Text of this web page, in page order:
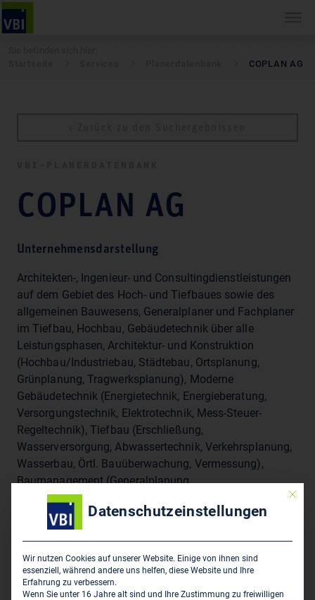
COPLAN AG
COPLAN AG
Unternehmensdarstellung
Architekten-, Ingenieur- und Consultingdienstleistungen
auf dem Gebiet des Hoch- und Tiefbaues sowie des
allgemeinen Bauwesens, Generalplaner und Fachplaner
im Tiefbau, Hochbau, Gebäudetechnik über alle
Leistungsphasen, Architektur- und Konstruktion
(Hochbau/Industriebau, Städtebau, Ortsplanung,
Grünplanung, Tragwerksplanung), Moderne
Gebäudetechnik (Energietechnik, Energieberatung,
Versorgungstechnik, Elektrotechnik, Mess-Steuer-
Regeltechnik), Tiefbau (Erschließung,
Wasserversorgung, Abwassertechnik, Verkehrsplanung,
Wasserbau, Örtl. Bauüberwachung, Vermessung),
Baumanagement (Generalplanung,
Geoinformationssysteme - GIS , Facility Management,
Bauleitplanung, Projektmanagement, Sicherheits- und
Gesundheitsschutzkoordinator), Umwelt- und
Umwelttechnik, Verfahrenstechnik, Klärtechnik), DGNB-
Auditor
Mit
Datenschutzeinstellungen
Wir nutzen Cookies auf unserer Website. Einige von ihnen sind
essenziell, während andere uns helfen, diese Website und Ihre
Erfahrung zu verbessern.
Wenn Sie unter 16 Jahre alt sind und Ihre Zustimmung zu freiwilligen